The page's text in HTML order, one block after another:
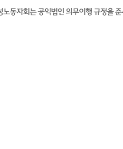
노동자회는 공익법인 의무이행 규정을